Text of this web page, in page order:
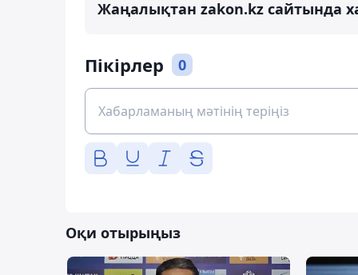
Жаңалықтан zakon.kz сайтында
Пікірлер 0
Оқи отырыңыз